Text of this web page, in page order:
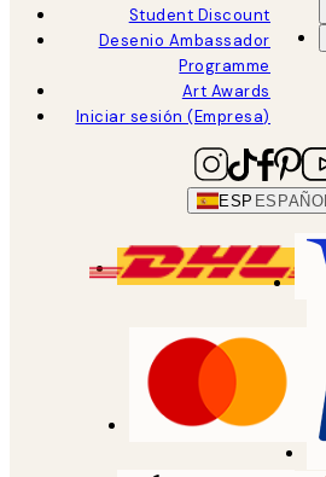
Student Discount
Desenio Ambassador
Programme
Art Awards
Iniciar sesión (Empresa)
ESP ESPAÑOL